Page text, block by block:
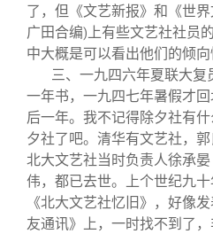
了，但《文艺新报》和《世界
广田合编)上有些文艺社社员
中大概是可以看出他们的倾向
三、一九四六年夏联大复
一年书，一九四七年暑假才
后一年。我不记得除夕社有
夕社了吧。清华有文艺社，郭
北大文艺社当时负责人徐承
伟，都已去世。上个世纪九
《北大文艺社忆旧》，好像
友通讯》上，一时找不到了，